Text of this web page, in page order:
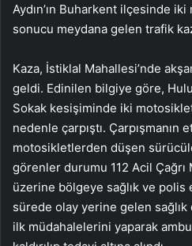
Aydın’ın Buharkent ilçesinde
sonucu meydana gelen trafik
Kaza, İstiklal Mahallesi’nde
geldi. Edinilen bilgiye göre,
Sokak kesişiminde iki
nedenle çarpıştı. Çarpışmanın
motosikletlerden düşen
görenler durumu 112 Acil
üzerine bölgeye sağlık ve polis
sürede olay yerine gelen
ilk müdahalelerini yaparak